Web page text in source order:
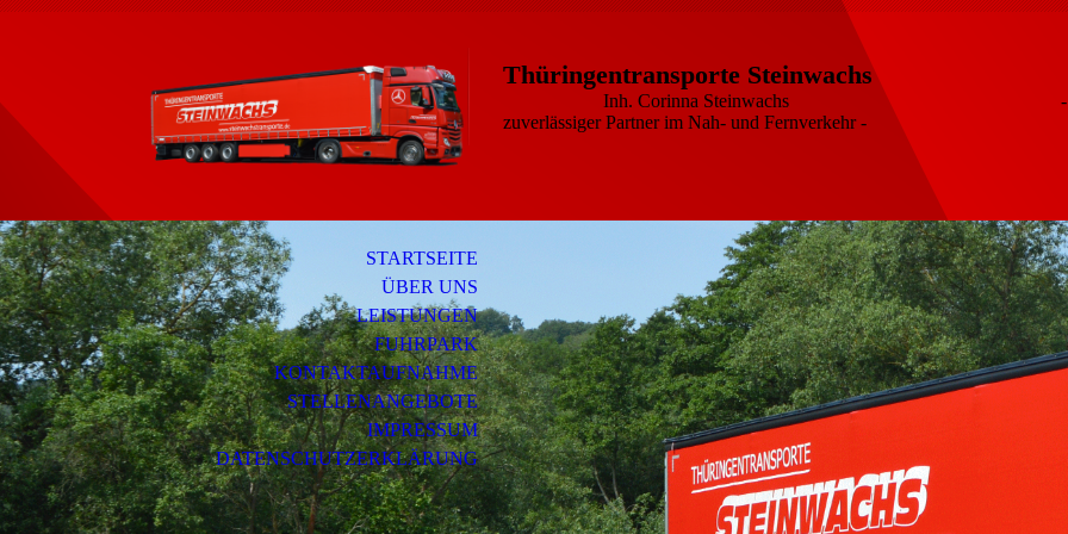
Thüringentransporte Steinwachs
Inh. Corinna Steinwachs -
zuverlässiger Partner im Nah- und Fernverkehr -
STARTSEITE
ÜBER UNS
LEISTUNGEN
FUHRPARK
KONTAKTAUFNAHME
STELLENANGEBOTE
IMPRESSUM
DATENSCHUTZERKLÄRUNG